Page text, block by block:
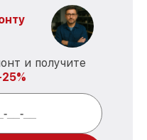
и получите